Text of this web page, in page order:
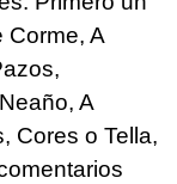
Corme, A
A
Cores o Tella,